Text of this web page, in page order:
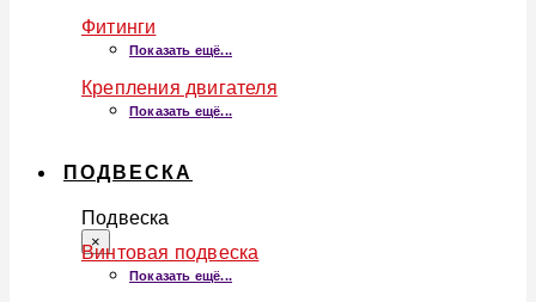
Фитинги
Показать ещё...
Крепления двигателя
Показать ещё...
ПОДВЕСКА
Подвеска
×
Винтовая подвеска
Показать ещё...